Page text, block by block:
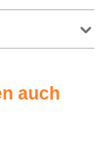
auch